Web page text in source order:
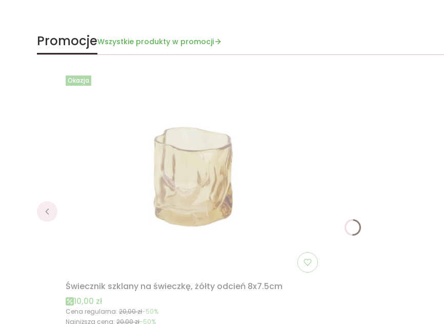
PromocjeWszystkie produkty w promocji
Okazja
Świecznik szklany na świeczkę, żółty odcień 8x7.5cm
Cena promocyjna
10,00 zł
Cena regularna: 20,00 zł-50%
Najniższa cena: 20,00 zł-50%